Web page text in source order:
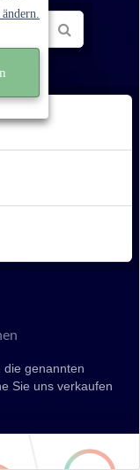
die genannten
Sie uns verkaufen